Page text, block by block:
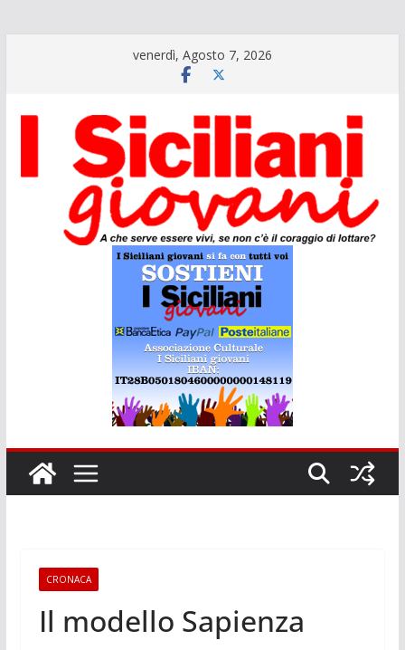
venerdì, Agosto 7, 2026
CRONACA
Il modello Sapienza